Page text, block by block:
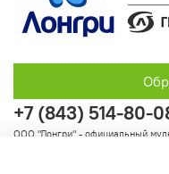
+7 (843) 514-80-
ООО "Лонгри" - официальный